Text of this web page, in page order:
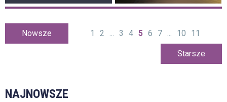
Nowsze 1 2 ... 3 4 5 6 7 ... 10 11
Starsze
NAJNOWSZE